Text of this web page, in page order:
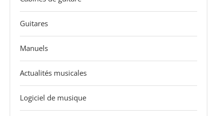
Guitares
Manuels
Actualités musicales
Logiciel de musique